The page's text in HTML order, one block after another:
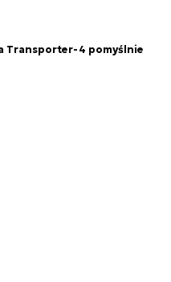
Transporter-4 pomyślnie